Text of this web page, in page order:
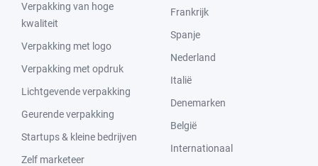
Verpakking van hoge
kwaliteit
Verpakking met logo
Verpakking met opdruk
Lichtgevende verpakking
Geurende verpakking
Startups & kleine bedrijven
Zelf marketeer
Frankrijk
Spanje
Nederland
Italië
Denemarken
België
Internationaal